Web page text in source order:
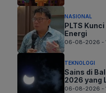
NASIONAL
PLTS
Energi
06-08-2026 -
TEKNOLOGI
Sains di
2026 yang
06-08-2026 -